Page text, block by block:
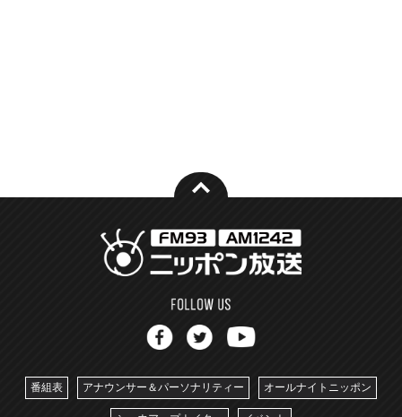
番組表 アナウンサー＆パーソナリティー オールナイトニッポン